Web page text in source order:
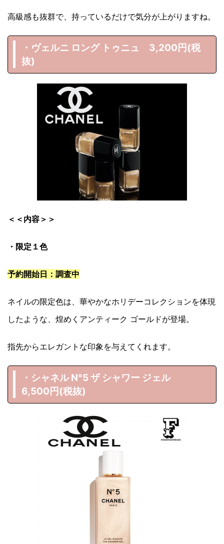
高級感も抜群で、持っているだけで気分が上がりますね。
・ヴェルニ ロング トゥニュ 3,200円(税
抜)
＜＜内容＞＞
・限定１色
予約開始日：調査中
ネイルの限定色は、華やかなホリデーコレクションを体現
したような、煌めくアンティーク ゴールドが登場。
指先からエレガントな印象を与えてくれます。
・シャネル N°5 ザ シャワー ジェル
6,500円(税抜)